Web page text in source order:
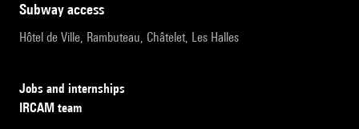
subway access
Hôtel de Ville, Rambuteau, Châtelet, Les Halles
Jobs and internships
IRCAM team